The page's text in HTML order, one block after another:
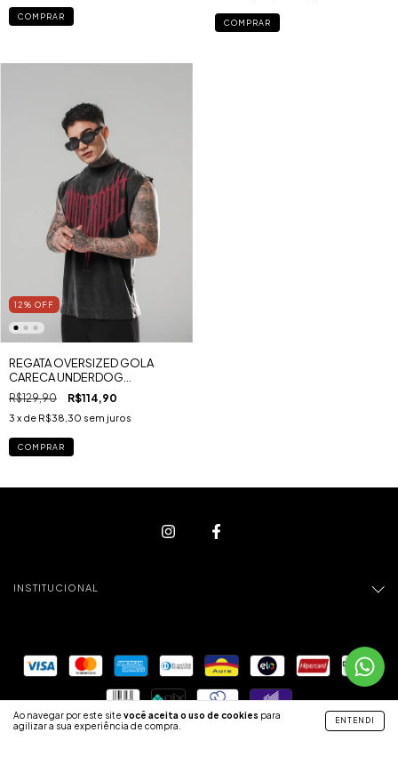
Ao navegar por este site você aceita o uso de cookies para
agilizar a sua experiência de compra.
ENTENDI
COMPRAR
COMPRAR
12% OFF
REGATA OVERSIZED GOLA
CARECA UNDERDOG
VERMELHO ESTONADA
R$129,90 R$114,90
3 x de R$38,30 sem juros
COMPRAR
INSTITUCIONAL